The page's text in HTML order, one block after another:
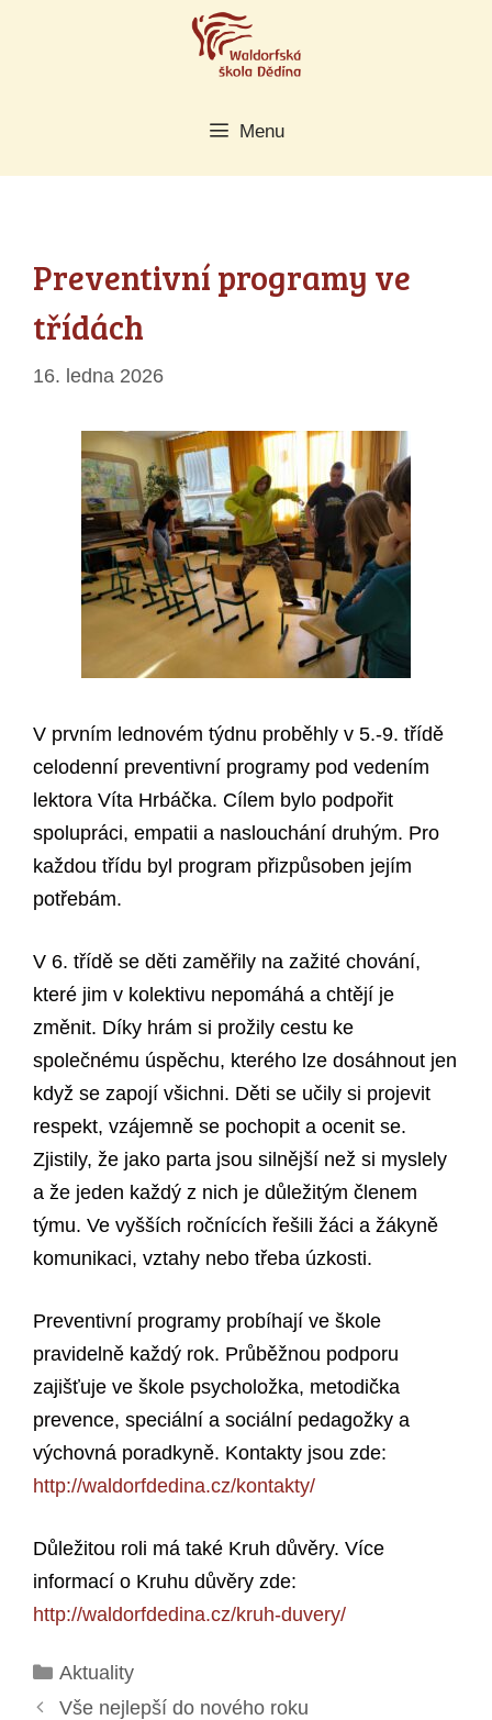
Menu
Preventivní programy ve
třídách
16. ledna 2026
V prvním lednovém týdnu proběhly v 5.-9. třídě
celodenní preventivní programy pod vedením
lektora Víta Hrbáčka. Cílem bylo podpořit
spolupráci, empatii a naslouchání druhým. Pro
každou třídu byl program přizpůsoben jejím
potřebám.
V 6. třídě se děti zaměřily na zažité chování,
které jim v kolektivu nepomáhá a chtějí je
změnit. Díky hrám si prožily cestu ke
společnému úspěchu, kterého lze dosáhnout jen
když se zapojí všichni. Děti se učily si projevit
respekt, vzájemně se pochopit a ocenit se.
Zjistily, že jako parta jsou silnější než si myslely
a že jeden každý z nich je důležitým členem
týmu. Ve vyšších ročnících řešili žáci a žákyně
komunikaci, vztahy nebo třeba úzkosti.
Preventivní programy probíhají ve škole
pravidelně každý rok. Průběžnou podporu
zajišťuje ve škole psycholožka, metodička
prevence, speciální a sociální pedagožky a
výchovná poradkyně. Kontakty jsou zde:
http://waldorfdedina.cz/kontakty/
Důležitou roli má také Kruh důvěry. Více
informací o Kruhu důvěry zde:
http://waldorfdedina.cz/kruh-duvery/
Rubriky
Aktuality
Vše nejlepší do nového roku